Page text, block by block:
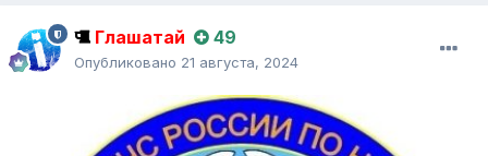
Глашатай 49
Опубликовано 21 августа, 2024